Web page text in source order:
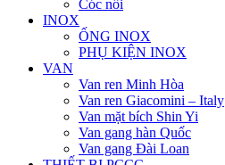
Cóc nối
INOX
ỐNG INOX
PHỤ KIỆN INOX
VAN
Van ren Minh Hòa
Van ren Giacomini – Italy
Van mặt bích Shin Yi
Van gang hàn Quốc
Van gang Đài Loan